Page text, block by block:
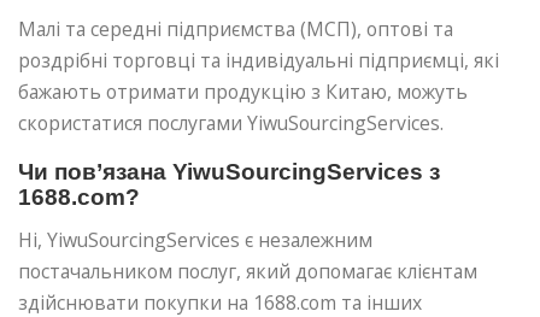
Малі та середні підприємства (МСП), оптові та
роздрібні торговці та індивідуальні підприємці, які
бажають отримати продукцію з Китаю, можуть
скористатися послугами YiwuSourcingServices.
Чи пов’язана YiwuSourcingServices з
1688.com?
Ні, YiwuSourcingServices є незалежним
постачальником послуг, який допомагає клієнтам
здійснювати покупки на 1688.com та інших